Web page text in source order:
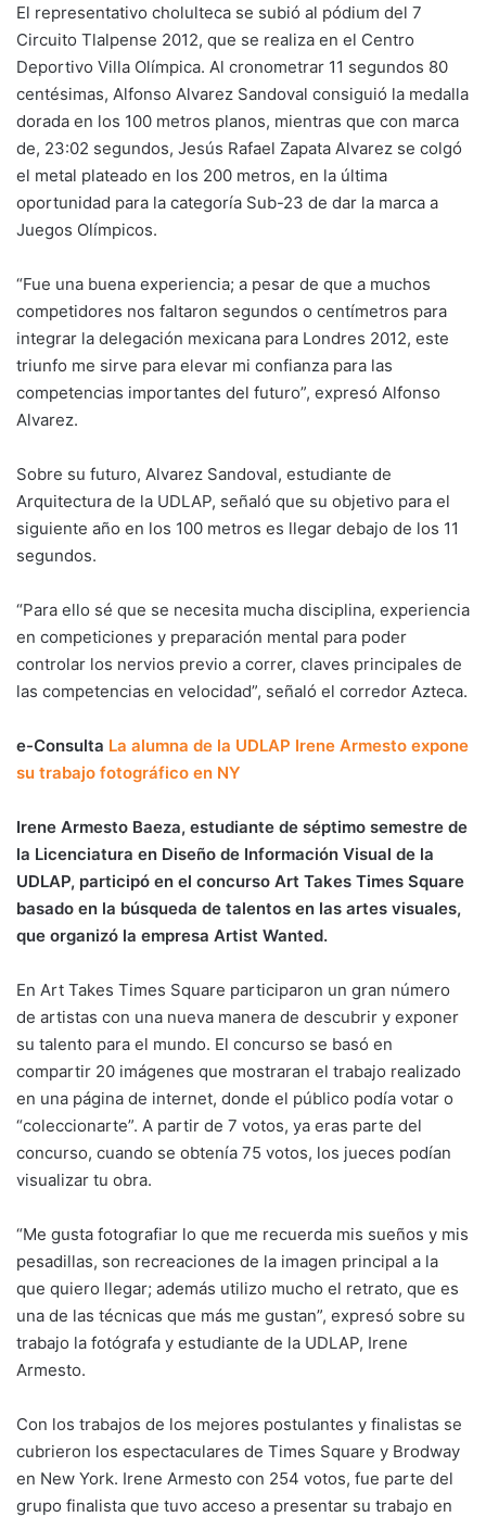
El representativo cholulteca se subió al pódium del 7
Circuito Tlalpense 2012, que se realiza en el Centro
Deportivo Villa Olímpica. Al cronometrar 11 segundos 80
centésimas, Alfonso Alvarez Sandoval consiguió la medalla
dorada en los 100 metros planos, mientras que con marca
de, 23:02 segundos, Jesús Rafael Zapata Alvarez se colgó
el metal plateado en los 200 metros, en la última
oportunidad para la categoría Sub-23 de dar la marca a
Juegos Olímpicos.
“Fue una buena experiencia; a pesar de que a muchos
competidores nos faltaron segundos o centímetros para
integrar la delegación mexicana para Londres 2012, este
triunfo me sirve para elevar mi confianza para las
competencias importantes del futuro”, expresó Alfonso
Alvarez.
Sobre su futuro, Alvarez Sandoval, estudiante de
Arquitectura de la UDLAP, señaló que su objetivo para el
siguiente año en los 100 metros es llegar debajo de los 11
segundos.
“Para ello sé que se necesita mucha disciplina, experiencia
en competiciones y preparación mental para poder
controlar los nervios previo a correr, claves principales de
las competencias en velocidad”, señaló el corredor Azteca.
e-Consulta La alumna de la UDLAP Irene Armesto expone
su trabajo fotográfico en NY
Irene Armesto Baeza, estudiante de séptimo semestre de
la Licenciatura en Diseño de Información Visual de la
UDLAP, participó en el concurso Art Takes Times Square
basado en la búsqueda de talentos en las artes visuales,
que organizó la empresa Artist Wanted.
En Art Takes Times Square participaron un gran número
de artistas con una nueva manera de descubrir y exponer
su talento para el mundo. El concurso se basó en
compartir 20 imágenes que mostraran el trabajo realizado
en una página de internet, donde el público podía votar o
“coleccionarte”. A partir de 7 votos, ya eras parte del
concurso, cuando se obtenía 75 votos, los jueces podían
visualizar tu obra.
“Me gusta fotografiar lo que me recuerda mis sueños y mis
pesadillas, son recreaciones de la imagen principal a la
que quiero llegar; además utilizo mucho el retrato, que es
una de las técnicas que más me gustan”, expresó sobre su
trabajo la fotógrafa y estudiante de la UDLAP, Irene
Armesto.
Con los trabajos de los mejores postulantes y finalistas se
cubrieron los espectaculares de Times Square y Brodway
en New York. Irene Armesto con 254 votos, fue parte del
grupo finalista que tuvo acceso a presentar su trabajo en